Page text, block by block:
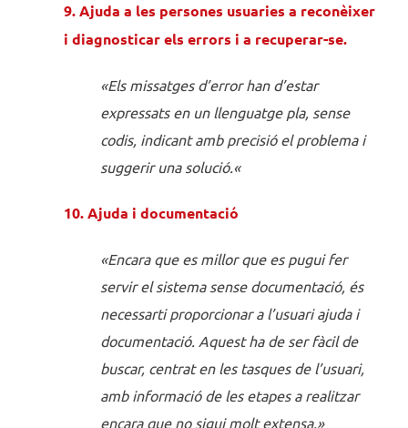
9. Ajuda a les persones usuaries a reconèixer
i diagnosticar els errors i a recuperar-se.
«Els missatges d’error han d’estar
expressats en un llenguatge pla, sense
codis, indicant amb precisió el problema i
suggerir una solució.«
10. Ajuda i documentació
«Encara que es millor que es pugui fer
servir el sistema sense documentació, és
necessarti proporcionar a l’usuari ajuda i
documentació. Aquest ha de ser fàcil de
buscar, centrat en les tasques de l’usuari,
amb informació de les etapes a realitzar
encara que no sigui molt extensa.»